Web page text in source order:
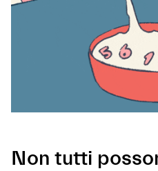
Non tutti